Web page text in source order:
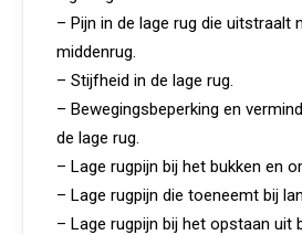
– Pijn in de lage rug die uitstraalt
middenrug.
– Stijfheid in de lage rug.
– Bewegingsbeperking en
de lage rug.
– Lage rugpijn bij het bukken en
– Lage rugpijn die toeneemt bij
– Lage rugpijn bij het opstaan uit